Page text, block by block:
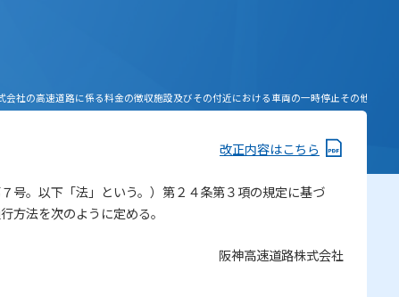
会社の高速道路に係る料金の徴収施設及びその付近における車両の一時停止その他の車
改正内容はこちら
号。以下「法」という。）第２４条第３項の規定に基づ
方法を次のように定める。
阪神高速道路株式会社